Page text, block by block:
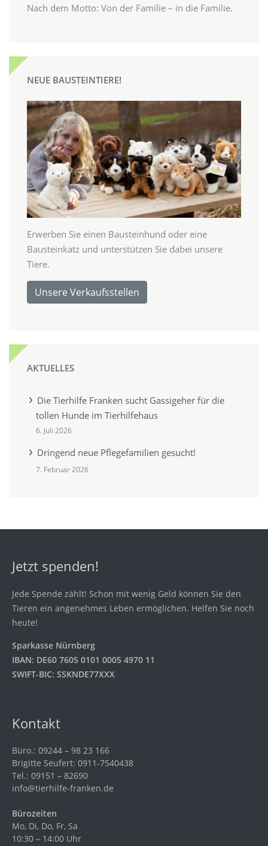
Nach dem Motto: Von der Familie – in die Familie.
NEUE BAUSTEINTIERE!
Erwerben Sie einen Bausteinhund oder eine
Bausteinkatz und unterstützen Sie dabei unsere
Tiere.
Unsere Verkaufsstellen
AKTUELLES
Die Tierhilfe Franken sucht Gassigeher für die
tollen Hunde im Tierhilfehaus
6. Juli 2026
Dringend neue Pflegefamilien gesucht!
7. Februar 2026
Jetzt spenden!
Jede Spende zählt! Schon mit wenig Geld können Sie den
Tieren ein angenehmes Leben ermöglichen. Helfen Sie noch
heute!
Sparkasse Nürnberg
IBAN: DE60 7605 0101 0005 4970 11
SWIFT-BIC: SSKNDE77XXX
Kontakt
Büro.: 09244 – 98 23 166
Brigitte Seufert: 0911-7540438
Tel.: 09151 – 82690
info@tierhilfe-franken.de
Bürozeiten
Mo, Di, Do, Fr, Sa
10:30 – 14:00 Uhr